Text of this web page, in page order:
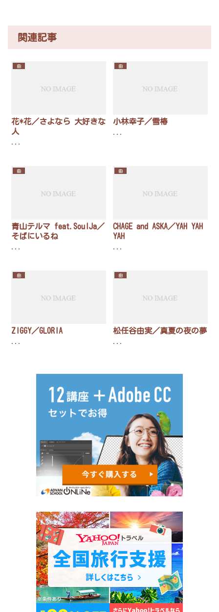
関連記事
曲
花*花／さよなら 大好きな
人
...
曲
小林幸子／雪椿
...
曲
青山テルマ feat.SoulJa／
そばにいるね
曲
CHAGE and ASKA／YAH YAH
YAH
曲
ZIGGY／GLORIA
...
曲
松任谷由実／真夏の夜の夢
...